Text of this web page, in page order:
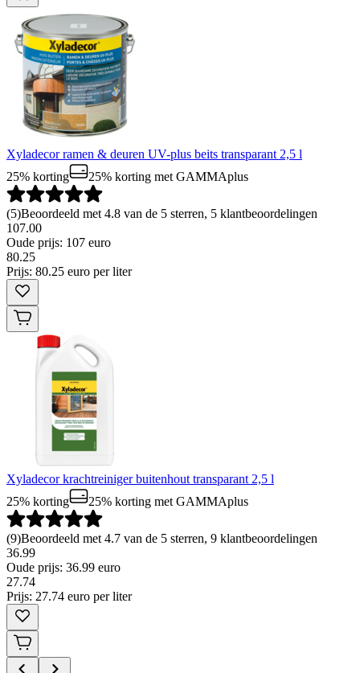
Xyladecor ramen & deuren UV-plus beits transparant 2,5 l
25% korting
25% korting met GAMMAplus
(5)Beoordeeld met 4.8 van de 5 sterren, 5 klantbeoordelingen
107.00
Oude prijs: 107 euro
80.25
Prijs: 80.25 euro per liter
Xyladecor krachtreiniger buitenhout transparant 2,5 l
25% korting
25% korting met GAMMAplus
(9)Beoordeeld met 4.7 van de 5 sterren, 9 klantbeoordelingen
36.99
Oude prijs: 36.99 euro
27.74
Prijs: 27.74 euro per liter